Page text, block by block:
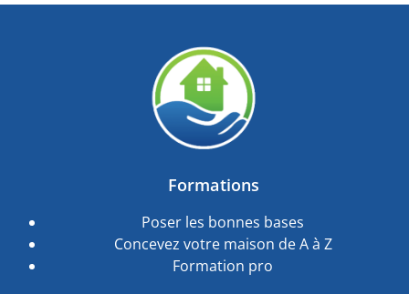
Formations
Poser les bonnes bases
Concevez votre maison de A à Z
Formation pro